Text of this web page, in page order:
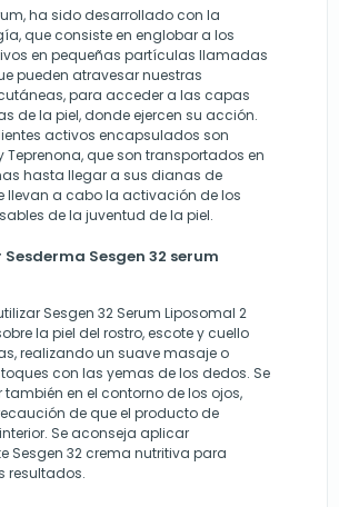
ha sido desarrollado con la
que consiste en englobar a los
en pequeñas partículas llamadas
pueden atravesar nuestras
para acceder a las capas
de la piel, donde ejercen su acción.
activos encapsulados son
Teprenona, que son transportados en
hasta llegar a sus dianas de
llevan a cabo la activación de los
de la juventud de la piel.
Sesgen 32 serum
Sesgen 32 Serum Liposomal 2
la piel del rostro, escote y cuello
realizando un suave masaje o
con las yemas de los dedos. Se
en el contorno de los ojos,
de que el producto de
Se aconseja aplicar
Sesgen 32 crema nutritiva para
resultados.